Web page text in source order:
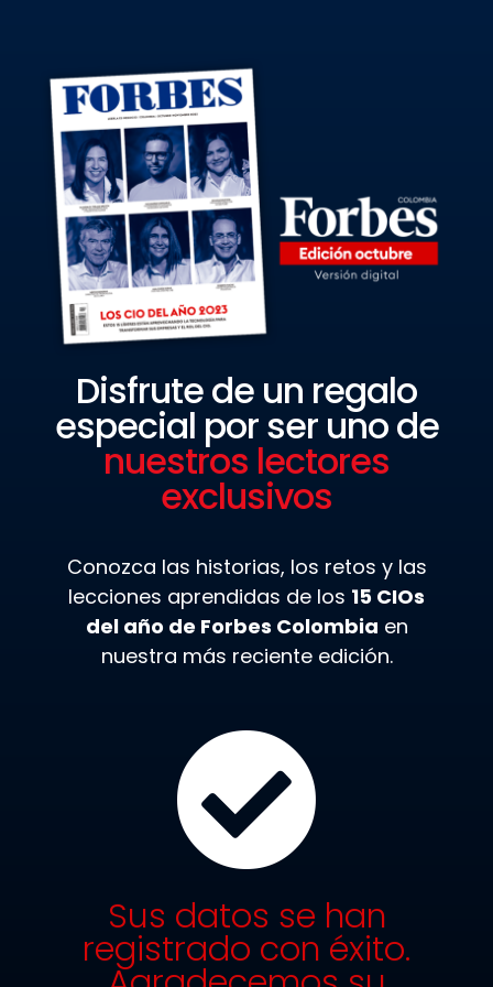
Disfrute de un regalo
especial por ser uno de
nuestros lectores
exclusivos
Conozca las historias, los retos y las
lecciones aprendidas de los 15 CIOs
del año de Forbes Colombia en
nuestra más reciente edición.
Sus datos se han
registrado con éxito.